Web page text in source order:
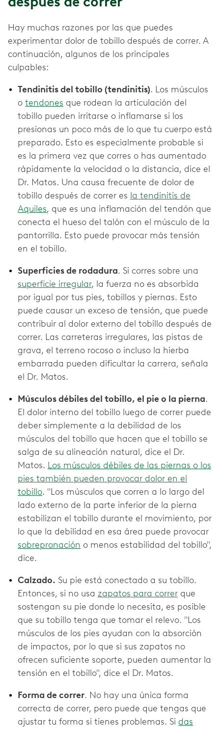
Hay muchas razones por las que puedes
experimentar dolor de tobillo después de correr. A
continuación, algunos de los principales
culpables:
Tendinitis del tobillo (tendinitis). Los músculos
o tendones que rodean la articulación del
tobillo pueden irritarse o inflamarse si los
presionas un poco más de lo que tu cuerpo está
preparado. Esto es especialmente probable si
es la primera vez que corres o has aumentado
rápidamente la velocidad o la distancia, dice el
Dr. Matos. Una causa frecuente de dolor de
tobillo después de correr es la tendinitis de
Aquiles, que es una inflamación del tendón que
conecta el hueso del talón con el músculo de la
pantorrilla. Esto puede provocar más tensión
en el tobillo.
Superficies de rodadura. Si corres sobre una
superficie irregular, la fuerza no es absorbida
por igual por tus pies, tobillos y piernas. Esto
puede causar un exceso de tensión, que puede
contribuir al dolor externo del tobillo después de
correr. Las carreteras irregulares, las pistas de
grava, el terreno rocoso o incluso la hierba
embarrada pueden dificultar la carrera, señala
el Dr. Matos.
Músculos débiles del tobillo, el pie o la pierna.
El dolor interno del tobillo luego de correr puede
deber simplemente a la debilidad de los
músculos del tobillo que hacen que el tobillo se
salga de su alineación natural, dice el Dr.
Matos. Los músculos débiles de las piernas o los
pies también pueden provocar dolor en el
tobillo. "Los músculos que corren a lo largo del
lado externo de la parte inferior de la pierna
estabilizan el tobillo durante el movimiento, por
lo que la debilidad en esa área puede provocar
sobrepronación o menos estabilidad del tobillo",
dice.
Calzado. Su pie está conectado a su tobillo.
Entonces, si no usa zapatos para correr que
sostengan su pie donde lo necesita, es posible
que su tobillo tenga que tomar el relevo. "Los
músculos de los pies ayudan con la absorción
de impactos, por lo que si sus zapatos no
ofrecen suficiente soporte, pueden aumentar la
tensión en el tobillo", dice el Dr. Matos.
Forma de correr. No hay una única forma
correcta de correr, pero puede que tengas que
ajustar tu forma si tienes problemas. Si das